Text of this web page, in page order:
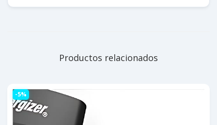
Productos relacionados
-5%